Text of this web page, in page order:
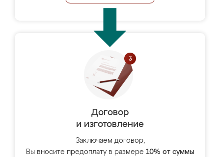
Договор
и изготовление
Заключаем договор,
Вы вносите предоплату в размере 10% от суммы